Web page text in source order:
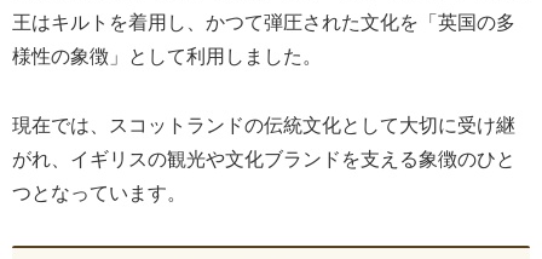
王はキルトを着用し、かつて弾圧された文化を「英国の多
様性の象徴」として利用しました。
現在では、スコットランドの伝統文化として大切に受け継
がれ、イギリスの観光や文化ブランドを支える象徴のひと
つとなっています。